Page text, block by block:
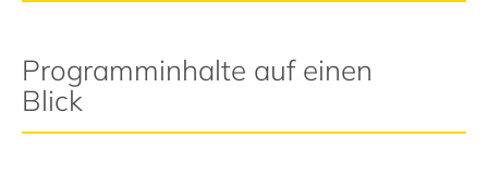
Programminhalte auf einen
Blick